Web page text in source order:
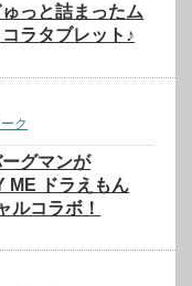
っと詰まったム
ラタブレット♪
ク
グマンが
ME ドラえもん
ルコラボ！